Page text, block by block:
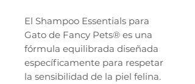
El Shampoo Essentials para
Gato de Fancy Pets® es una
fórmula equilibrada diseñada
específicamente para respetar
la sensibilidad de la piel felina.